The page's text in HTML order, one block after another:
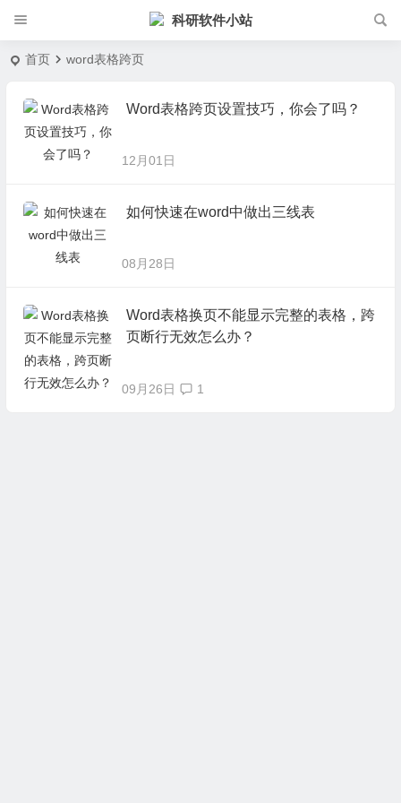
科研软件小站
首页 word表格跨页
Word表格跨页设置技巧，你会了吗？
12月01日
如何快速在word中做出三线表
08月28日
Word表格换页不能显示完整的表格，跨
页断行无效怎么办？
09月26日 1